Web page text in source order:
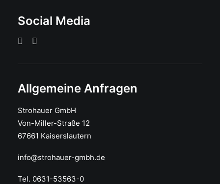
Social Media
Allgemeine Anfragen
Strohauer GmbH
Von-Miller-Straße 12
67661 Kaiserslautern
info@strohauer-gmbh.de
Tel. 0631-53563-0